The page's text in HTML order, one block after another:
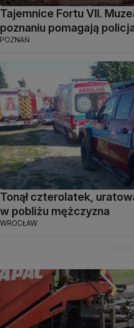
Tajemnice Fortu VII.
poznaniu pomagają
POZNAŃ
Tonął czterolatek,
w pobliżu mężczyzna
WROCŁAW